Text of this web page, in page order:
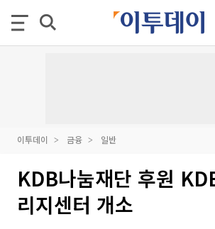
이투데이 금융 일반
KDB나눔재단 후원
리지센터 개소